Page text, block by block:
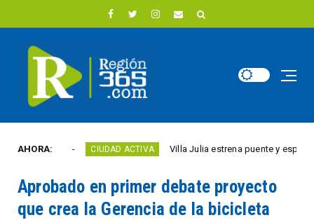
AHORA:
año CIUDAD ACTIVA Villa Julia estrena puente y espacios
Aprobado en primer debate proyecto
que crea la Gerencia de la bicicleta